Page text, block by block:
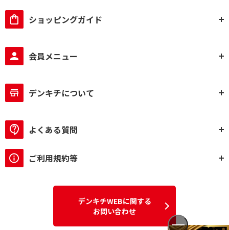
ショッピングガイド
会員メニュー
デンキチについて
よくある質問
ご利用規約等
デンキチWEBに関する
お問い合わせ